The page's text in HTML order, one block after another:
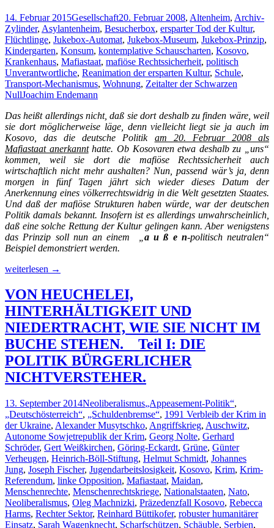
14. Februar 2015Gesellschaft20. Februar 2008, Altenheim, Archiv-
Zylinder, Asylantenheim, Besucherbox, ersparter Tod der Kultur,
Flüchtlinge, Jukebox-Automat, Jukebox-Museum, Jukebox-Prinzip,
Kindergarten, Konsum, kontemplative Schauscharten, Kosovo,
Krankenhaus, Mafiastaat, mafiöse Rechtssicherheit, politisch
Unverantwortliche, Reanimation der ersparten Kultur, Schule,
Transport-Mechanismus, Wohnung, Zeitalter der Schwarzen
NullJoachim Endemann
Das heißt allerdings nicht, daß sie dort deshalb zu finden wäre, weil
sie dort möglicherweise läge, denn vielleicht liegt sie ja auch im
Kosovo, das die deutsche Politik am 20. Februar 2008 als
Mafiastaat anerkannthatte. Ob Kosovarenetwa deshalb zu „uns“
kommen, weil sie dort die mafiöse Rechtssicherheit auch
wirtschaftlich nicht mehr aushalten? Nun, passend wär’s ja, denn
morgen in fünf Tagen jährt sich wieder dieses Datum der
Anerkennung eines völkerrechtswidrig in die Welt gesetzten Staates.
Und daß der mafiöse Strukturen haben würde, war der deutschen
Politik damals bekannt. Insofern ist es allerdings unwahrscheinlich,
daß eine solche Rettung der Kultur gelingen kann. Aber wenigstens
das Prinzip soll nun an einem „ a u ß e n-politisch neutralen“
Beispiel demonstriert werden.
20.
2008
oder
Die
Rettung
aus
dem
ersparten
Tod
der
oder
Die
Reanimation
der
ersparten
Kultur
mag
im
Jukebox-
Prinzip
gesucht
werden.
weiterlesen →
VON HEUCHELEI,
HINTERHÄLTIGKEIT UND
NIEDERTRACHT, WIE SIE NICHT IM
BUCHE STEHEN. _ Teil I: DIE
POLITIK BÜRGERLICHER
NICHTVERSTEHER.
13. September 2014Neoliberalismus„Appeasement-Politik“,
„Deutschösterreich“, „Schuldenbremse“, 1991 Verbleib der Krim in
der Ukraine, Alexander Musytschko, Angriffskrieg, Auschwitz,
Autonome Sowjetrepublik der Krim, Georg Nolte, Gerhard
Schröder, Gert Weißkirchen, Göring-Eckardt, Grüne, Günter
Verheugen, Heinrich-Böll-Stiftung, Helmut Schmidt, Johannes
Jung, Joseph Fischer, Jugendarbeitslosigkeit, Kosovo, Krim, Krim-
Referendum, linke Opposition, Mafiastaat, Maidan,
Menschenrechte, Menschenrechtskriege, Nationalstaaten, Nato,
Neoliberalismus, Oleg Machnizki, Präzedenzfall Kosovo, Rebecca
Harms, Rechter Sektor, Reinhard Büttikofer, robuster humanitärer
Einsatz, Sarah Wagenknecht, Scharfschützen, Schäuble, Serbien,